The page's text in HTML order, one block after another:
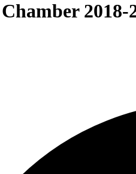
2018-